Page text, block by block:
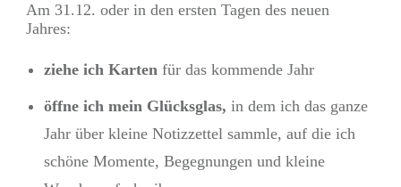
Am 31.12. oder in den ersten Tagen des neuen
Jahres:
ziehe ich Karten für das kommende Jahr
öffne ich mein Glücksglas, in dem ich das ganze
Jahr über kleine Notizzettel sammle, auf die ich
schöne Momente, Begegnungen und kleine